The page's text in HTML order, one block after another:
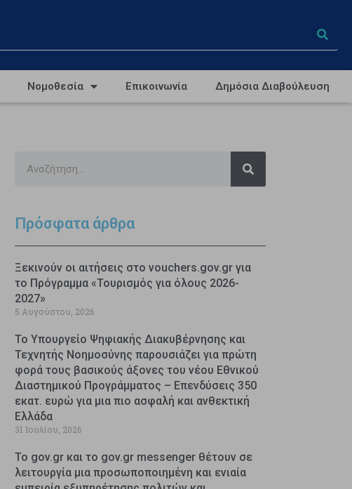
Νομοθεσία Επικοινωνία Δημόσια Διαβούλευση
Πρόσφατα άρθρα
Ξεκινούν οι αιτήσεις στο vouchers.gov.gr για
το Πρόγραμμα «Τουρισμός για όλους 2026-
2027»
5 Αυγούστου, 2026
Το Υπουργείο Ψηφιακής Διακυβέρνησης και
Τεχνητής Νοημοσύνης παρουσιάζει για πρώτη
φορά τους βασικούς άξονες του νέου Εθνικού
Διαστημικού Προγράμματος – Επενδύσεις 350
εκατ. ευρώ για μια πιο ασφαλή και ανθεκτική
Ελλάδα
31 Ιουλίου, 2026
Το gov.gr και το gov.gr messenger θέτουν σε
λειτουργία μια προσωποποιημένη και ενιαία